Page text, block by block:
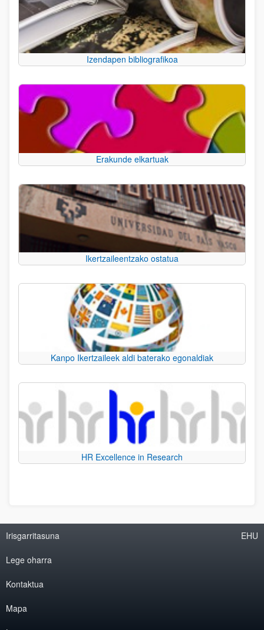
Izendapen bibliografikoa
Erakunde elkartuak
Ikertzaileentzako ostatua
Kanpo Ikertzaileek aldi baterako egonaldiak
HR Excellence in Research
Irisgarritasuna
Lege oharra
Kontaktua
Mapa
EHU